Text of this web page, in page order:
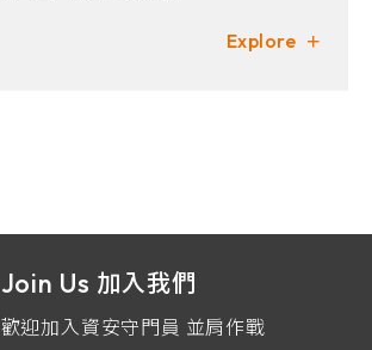
Explore
Join Us 加入我們
歡迎加入資安守門員 並肩作戰